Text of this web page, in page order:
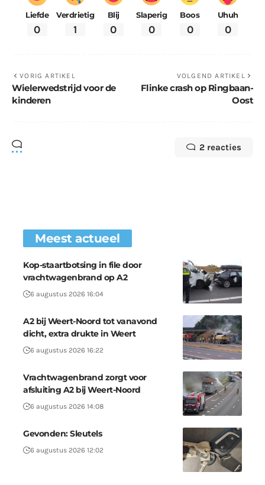
Liefde
0
Verdrietig
1
Blij
0
Slaperig
0
Boos
0
Uhuh
0
VORIG ARTIKEL
Wielerwedstrijd voor de
kinderen
VOLGEND ARTIKEL
Flinke crash op Ringbaan-
Oost
2 reacties
Meest actueel
Kop-staartbotsing in file door
vrachtwagenbrand op A2
6 augustus 2026 16:04
A2 bij Weert-Noord tot vanavond
dicht, extra drukte in Weert
6 augustus 2026 16:22
Vrachtwagenbrand zorgt voor
afsluiting A2 bij Weert-Noord
6 augustus 2026 14:08
Gevonden: Sleutels
6 augustus 2026 12:02